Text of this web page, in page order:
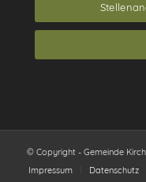
© Copyright - Gemeinde
Impressum
Datenschutz